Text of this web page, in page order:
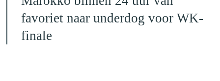
favoriet naar underdog voor WK-
finale